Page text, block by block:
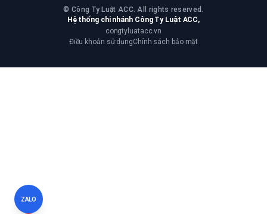
©Công Ty Luật ACC. All rights reserved.
Hệ thống chi nhánh Công Ty Luật ACC,
congtyluatacc.vn
ZALO